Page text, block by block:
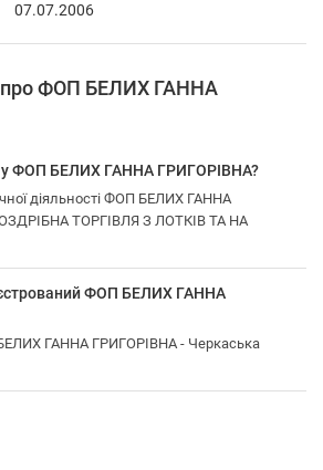
07.07.2006
про ФОП БЕЛИХ ГАННА
у ФОП БЕЛИХ ГАННА ГРИГОРІВНА?
діяльності ФОП БЕЛИХ ГАННА
ТОРГІВЛЯ З ЛОТКІВ ТА НА
ФОП БЕЛИХ ГАННА
БЕЛИХ ГАННА ГРИГОРІВНА - Черкаська